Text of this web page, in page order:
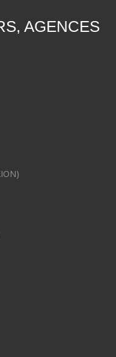
AGENCES